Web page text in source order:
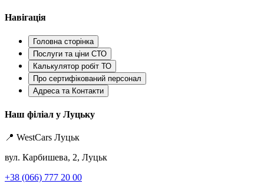
Навігація
Головна сторінка
Послуги та ціни СТО
Калькулятор робіт ТО
Про сертифікований персонал
Адреса та Контакти
Наш філіал у Луцьку
📍 WestCars Луцьк
вул. Карбишева, 2, Луцьк
+38 (066) 777 20 00